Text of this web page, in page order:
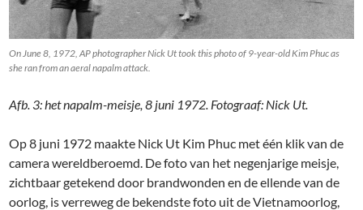
On June 8, 1972, AP photographer Nick Ut took this photo of 9-year-old Kim Phuc as
she ran from an aeral napalm attack.
Afb. 3: het napalm-meisje, 8 juni 1972. Fotograaf: Nick Ut.
Op 8 juni 1972 maakte Nick Ut Kim Phuc met één klik van de
camera wereldberoemd. De foto van het negenjarige meisje,
zichtbaar getekend door brandwonden en de ellende van de
oorlog, is verreweg de bekendste foto uit de Vietnamoorlog,